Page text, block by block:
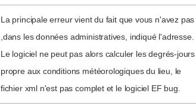
La principale erreur vient du fait que vous n'avez pas
,dans les données administratives, indiqué l'adresse.
Le logiciel ne peut pas alors calculer les degrés-jours
propre aux conditions météorologiques du lieu, le
fichier xml n'est pas complet et le logiciel EF bug.